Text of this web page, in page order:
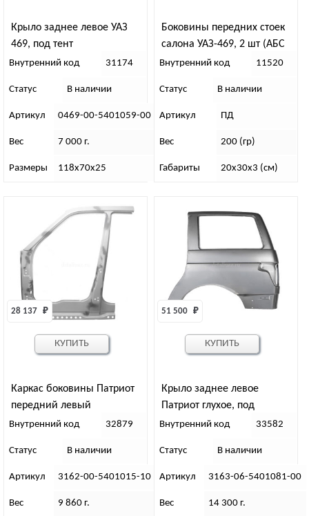
Крыло заднее левое УАЗ
469, под тент
Внутренний код 31174
Статус В наличии
Артикул 0469-00-5401059-00
Вес 7 000 г.
Размеры 118х70х25
Боковины передних стоек
салона УАЗ-469, 2 шт (АБС
пластик)
Внутренний код 11520
Статус В наличии
Артикул ПД
Вес 200 (гр)
Габариты 20х30х3 (см)
Каркас боковины Патриот
передний левый
28 137 ₽
Внутренний код 32879
Статус В наличии
Артикул 3162-00-5401015-10
Вес 9 860 г.
КУПИТЬ
Крыло заднее левое
Патриот глухое, под
рейлинги (с 2017)
51 500 ₽
Внутренний код 33582
Статус В наличии
Артикул 3163-06-5401081-00
Вес 14 300 г.
КУПИТЬ